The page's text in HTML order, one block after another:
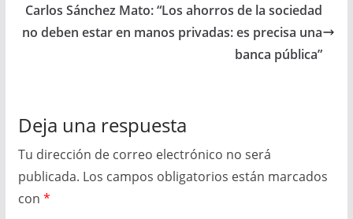
Carlos Sánchez Mato: “Los ahorros de la sociedad
no deben estar en manos privadas: es precisa una
banca pública”
Deja una respuesta
Tu dirección de correo electrónico no será
publicada. Los campos obligatorios están marcados
con *